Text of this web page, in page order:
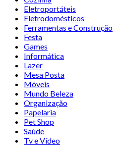
Eletroportáteis
Eletrodomésticos
Ferramentas e Construção
Festa
Games
Informática
Lazer
Mesa Posta
Móveis
Mundo Beleza
Organização
Papelaria
Pet Shop
Saúde
Tv e Vídeo